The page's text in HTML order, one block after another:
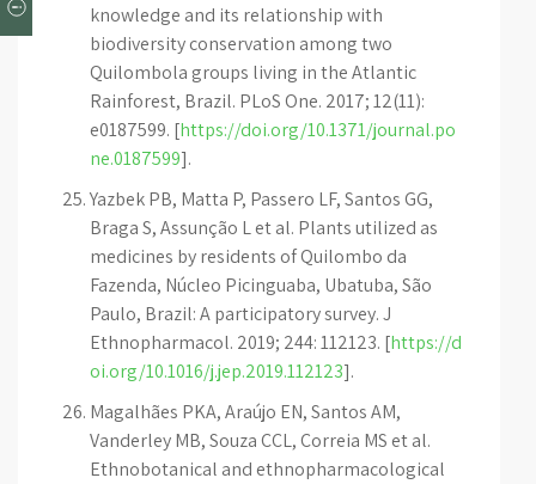
knowledge and its relationship with
biodiversity conservation among two
Quilombola groups living in the Atlantic
Rainforest, Brazil. PLoS One. 2017; 12(11):
e0187599. [https://doi.org/10.1371/journal.po
ne.0187599].
Yazbek PB, Matta P, Passero LF, Santos GG,
Braga S, Assunção L et al. Plants utilized as
medicines by residents of Quilombo da
Fazenda, Núcleo Picinguaba, Ubatuba, São
Paulo, Brazil: A participatory survey. J
Ethnopharmacol. 2019; 244: 112123. [https://d
oi.org/10.1016/j.jep.2019.112123].
Magalhães PKA, Araújo EN, Santos AM,
Vanderley MB, Souza CCL, Correia MS et al.
Ethnobotanical and ethnopharmacological